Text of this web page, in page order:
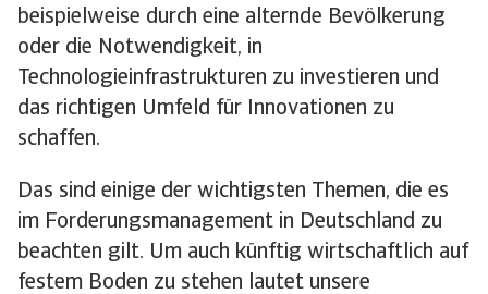
beispielweise durch eine alternde Bevölkerung
oder die Notwendigkeit, in
Technologieinfrastrukturen zu investieren und
das richtigen Umfeld für Innovationen zu
schaffen.
Das sind einige der wichtigsten Themen, die es
im Forderungsmanagement in Deutschland zu
beachten gilt. Um auch künftig wirtschaftlich auf
festem Boden zu stehen lautet unsere